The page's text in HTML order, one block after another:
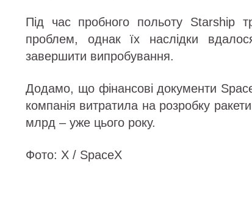
Під час пробного польоту Starship
проблем, однак їх наслідки
завершити випробування.
Додамо, що фінансові документи
компанія витратила на розробку
млрд – уже цього року.
Фото: Х / SpaceX